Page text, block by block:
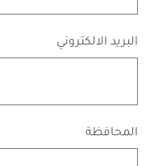
البريد الالكتروني
المحافظة